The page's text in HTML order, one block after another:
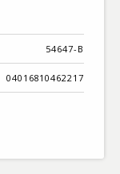
54647-B
04016810462217